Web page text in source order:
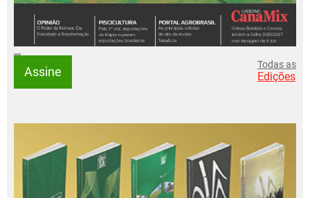
Assine Todas as
Edições